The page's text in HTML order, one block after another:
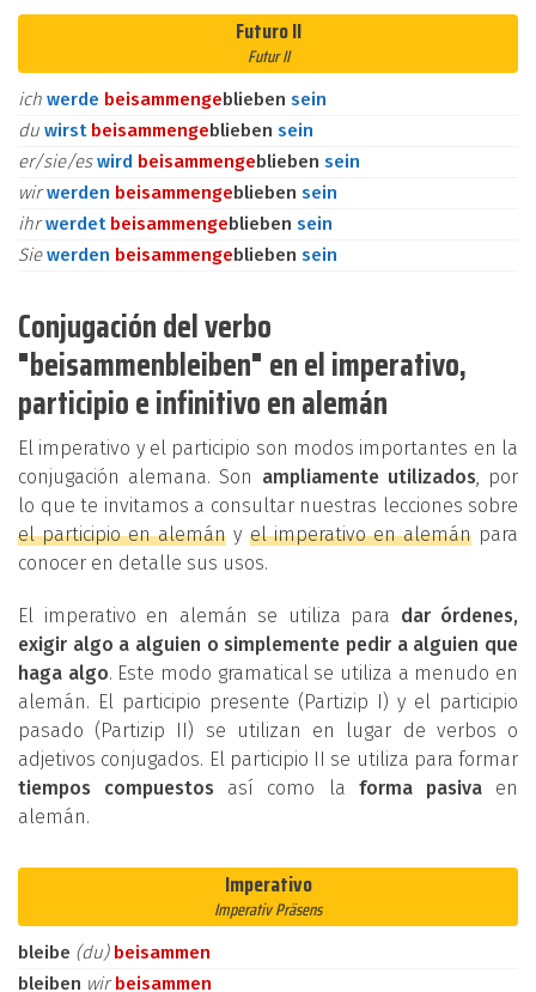
Futuro II
Futur II
ich werde beisammengeblieben sein
du wirst beisammengeblieben sein
er/sie/eswird beisammengeblieben sein
wirwerden beisammengeblieben sein
ihrwerdet beisammengeblieben sein
Siewerden beisammengeblieben sein
Conjugación del verbo
"beisammenbleiben" en el imperativo,
participio e infinitivo en alemán
El imperativo y el participio son modos importantes en la
conjugación alemana. Son ampliamente utilizados, por
lo que te invitamos a consultar nuestras lecciones sobre
el participio en alemán y el imperativo en alemánpara
conocer en detalle sus usos.
El imperativo en alemán se utiliza para dar órdenes,
exigir algo a alguien o simplemente pedir a alguien que
haga algo. Este modo gramatical se utiliza a menudo en
alemán. El participio presente (Partizip I) y el participio
pasado (Partizip II) se utilizan en lugar de verbos o
adjetivos conjugados. El participio II se utiliza para formar
tiempos compuestos así como la forma pasivaen
alemán.
Imperativo
Imperativ Präsens
bleibe (du) beisammen
bleiben wirbeisammen